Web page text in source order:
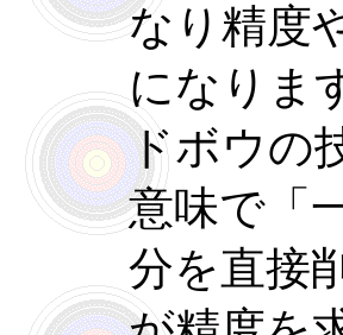
なり精度
になりま
ドボウの
意味で「
分を直接